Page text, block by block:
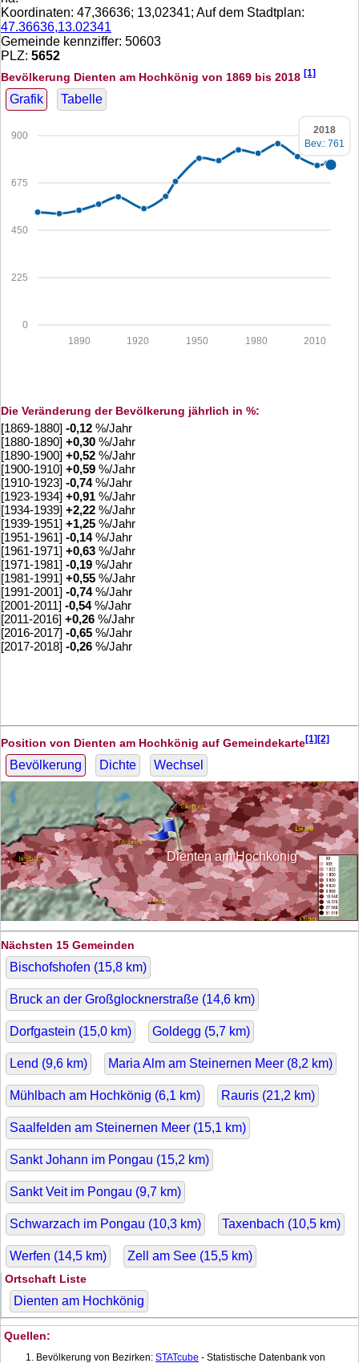
Koordinaten: 47,36636; 13,02341; Auf dem Stadtplan:
47.36636,13.02341
Gemeinde kennziffer: 50603
PLZ: 5652
Bevölkerung Dienten am Hochkönig von 1869 bis 2018 [1]
Grafik Tabelle
0
225
450
675
900
2010
1980
1950
1920
1890
2018
Bev.: 761
Die Veränderung der Bevölkerung jährlich in %:
[1869-1880] -0,12 %/Jahr
[1880-1890] +0,30 %/Jahr
[1890-1900] +0,52 %/Jahr
[1900-1910] +0,59 %/Jahr
[1910-1923] -0,74%/Jahr
[1923-1934] +0,91 %/Jahr
[1934-1939] +2,22 %/Jahr
[1939-1951] +1,25 %/Jahr
[1951-1961] -0,14%/Jahr
[1961-1971] +0,63 %/Jahr
[1971-1981] -0,19 %/Jahr
[1981-1991] +0,55 %/Jahr
[1991-2001] -0,74%/Jahr
[2001-2011] -0,54%/Jahr
[2011-2016] +0,26 %/Jahr
[2016-2017] -0,65 %/Jahr
[2017-2018] -0,26 %/Jahr
Position von Dienten am Hochkönig auf Gemeindekarte[1][2]
Bevölkerung Dichte Wechsel
Dienten am Hochkönig
Nächsten 15 Gemeinden
Bischofshofen (15,8 km)
Bruck an der Großglocknerstraße (14,6 km)
Dorfgastein (15,0 km) Goldegg (5,7 km)
Lend (9,6 km) Maria Alm am Steinernen Meer (8,2 km)
Mühlbach am Hochkönig (6,1 km) Rauris (21,2 km)
Saalfelden am Steinernen Meer (15,1 km)
Sankt Johann im Pongau (15,2 km)
Sankt Veit im Pongau (9,7 km)
Schwarzach im Pongau (10,3 km) Taxenbach (10,5 km)
Werfen (14,5 km) Zell am See (15,5 km)
Ortschaft Liste
Dienten am Hochkönig
Quellen:
Bevölkerung von Bezirken: STATcube - Statistische Datenbank von